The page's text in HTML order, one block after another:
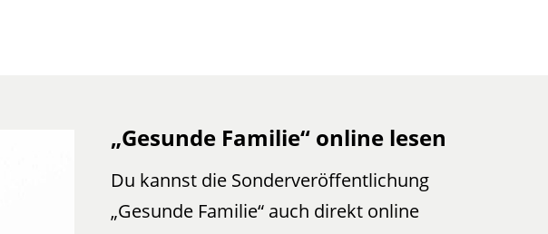
„Gesunde Familie“ online lesen
Du kannst die Sonderveröffentlichung
„Gesunde Familie“ auch direkt online